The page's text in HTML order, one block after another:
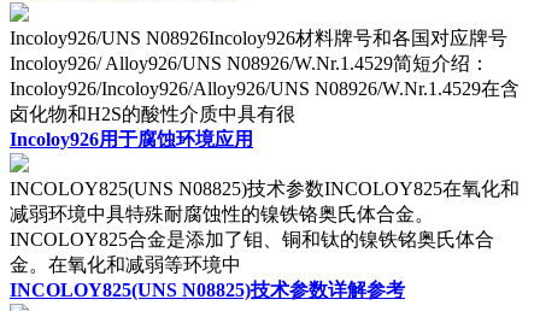
Incoloy926/UNS N08926Incoloy926材料牌号和各国对应牌号
Incoloy926/ Alloy926/UNS N08926/W.Nr.1.4529简短介绍：
Incoloy926/Incoloy926/Alloy926/UNS N08926/W.Nr.1.4529在含
卤化物和H2S的酸性介质中具有很
Incoloy926用于腐蚀环境应用
INCOLOY825(UNS N08825)技术参数INCOLOY825在氧化和
减弱环境中具特殊耐腐蚀性的镍铁铬奥氏体合金。
INCOLOY825合金是添加了钼、铜和钛的镍铁铭奥氏体合
金。在氧化和减弱等环境中
​INCOLOY825(UNS N08825)技术参数详解参考